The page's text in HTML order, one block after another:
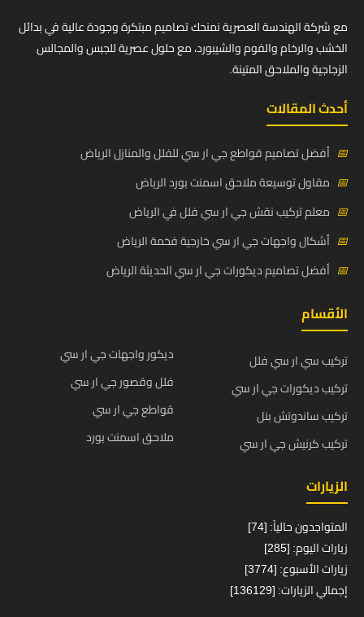
مع شركة الهندسة العصرية نمنحك تصاميم مبتكرة وجودة عالية في بدائل
الخشب والرخام والفوم والشيبورد، مع حلول عصرية للجبس والمجالس
الزجاجية والملاحق المتينة.
أحدث المقالات
📅 أفضل تصاميم قواطع جي ار سي للفلل والمنازل الرياض
📅 مقاول توسيعة ملاحق اسمنت بورد الرياض
📅 معلم تركيب نقش جي ار سي فلل في الرياض
📅 أشكال واجهات جي ار سي خارجية فخمة الرياض
📅 أفضل تصاميم ديكورات جي ار سي الحديثة الرياض
الأقسام
تركيب سي ار سي فلل
تركيب ديكورات جي ار سي
تركيب ساندوتش بنل
تركيب كرنيش جي ار سي
ديكور واجهات جي ار سي
فلل وقصور جي ار سي
قواطع جي ار سي
ملاحق اسمنت بورد
الزيارات
المتواجدون حالياً: [74]
زيارات اليوم: [285]
زيارات الأسبوع: [3774]
إجمالي الزيارات: [136129]